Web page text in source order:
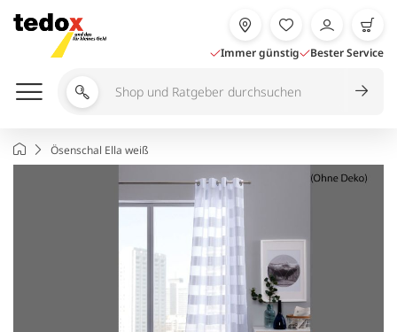
Inhalt
springen
Immer günstig Bester Service
Shop
durchsuchen
StartseiteÖsenschal Ella weiß